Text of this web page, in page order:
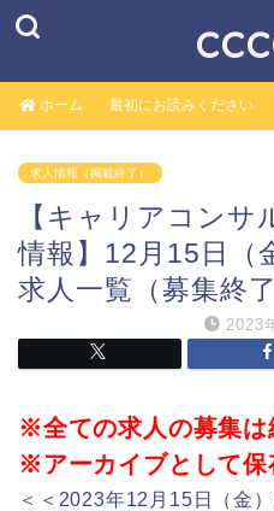
ホーム 最初にお読みください
求人情報（掲載終了）
【キャリアコンサ
情報】12月15日
求人一覧（募集終了
2023
※全ての求人の募集
※アーカイブとして
＜＜2023年12月15日（金）